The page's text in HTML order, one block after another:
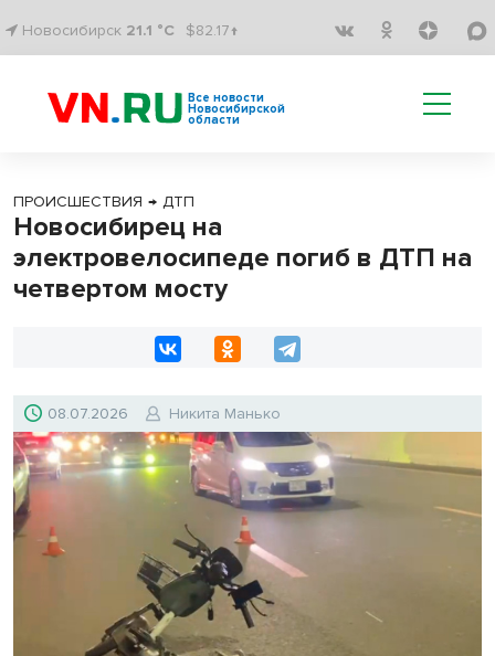
Новосибирск 21.1 °C $82.17↑
Все новости
Новосибирской
области
ПРОИСШЕСТВИЯ → ДТП
Новосибирец на
электровелосипеде погиб в ДТП на
четвертом мосту
08.07.2026 Никита Манько